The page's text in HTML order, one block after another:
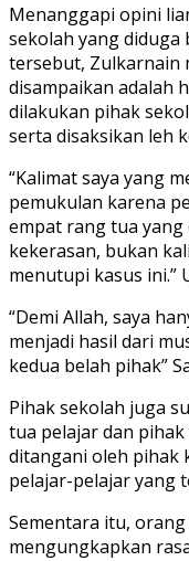
Menanggapi opini
sekolah yang
tersebut, Zulkarnain
disampaikan adalah
dilakukan pihak
serta disaksikan leh
“Kalimat saya yang
pemukulan karena
empat rang tua
kekerasan, bukan
menutupi kasus ini.”
“Demi Allah, saya
menjadi hasil dari
kedua belah pihak”
Pihak sekolah juga
tua pelajar dan
ditangani oleh pihak
pelajar-pelajar yang
Sementara itu,
mengungkapkan